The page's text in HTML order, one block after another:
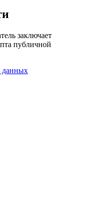
заключает
публичной
данных